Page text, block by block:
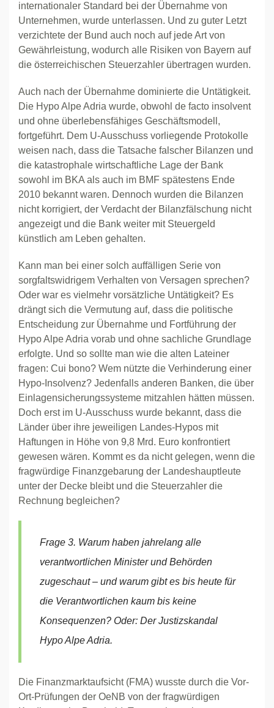
internationaler Standard bei der Übernahme von
Unternehmen, wurde unterlassen. Und zu guter Letzt
verzichtete der Bund auch noch auf jede Art von
Gewährleistung, wodurch alle Risiken von Bayern auf
die österreichischen Steuerzahler übertragen wurden.
Auch nach der Übernahme dominierte die Untätigkeit.
Die Hypo Alpe Adria wurde, obwohl de facto insolvent
und ohne überlebensfähiges Geschäftsmodell,
fortgeführt. Dem U-Ausschuss vorliegende Protokolle
weisen nach, dass die Tatsache falscher Bilanzen und
die katastrophale wirtschaftliche Lage der Bank
sowohl im BKA als auch im BMF spätestens Ende
2010 bekannt waren. Dennoch wurden die Bilanzen
nicht korrigiert, der Verdacht der Bilanzfälschung nicht
angezeigt und die Bank weiter mit Steuergeld
künstlich am Leben gehalten.
Kann man bei einer solch auffälligen Serie von
sorgfaltswidrigem Verhalten von Versagen sprechen?
Oder war es vielmehr vorsätzliche Untätigkeit? Es
drängt sich die Vermutung auf, dass die politische
Entscheidung zur Übernahme und Fortführung der
Hypo Alpe Adria vorab und ohne sachliche Grundlage
erfolgte. Und so sollte man wie die alten Lateiner
fragen: Cui bono? Wem nützte die Verhinderung einer
Hypo-Insolvenz? Jedenfalls anderen Banken, die über
Einlagensicherungssysteme mitzahlen hätten müssen.
Doch erst im U-Ausschuss wurde bekannt, dass die
Länder über ihre jeweiligen Landes-Hypos mit
Haftungen in Höhe von 9,8 Mrd. Euro konfrontiert
gewesen wären. Kommt es da nicht gelegen, wenn die
fragwürdige Finanzgebarung der Landeshauptleute
unter der Decke bleibt und die Steuerzahler die
Rechnung begleichen?
Frage 3. Warum haben jahrelang alle
verantwortlichen Minister und Behörden
zugeschaut – und warum gibt es bis heute für
die Verantwortlichen kaum bis keine
Konsequenzen? Oder: Der Justizskandal
Hypo Alpe Adria.
Die Finanzmarktaufsicht (FMA) wusste durch die Vor-
Ort-Prüfungen der OeNB von der fragwürdigen